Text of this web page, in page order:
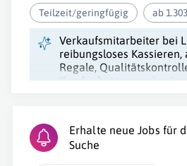
Teilzeit/geringfügig ab
Verkaufsmitarbeiter bei
reibungsloses
Regale,
Kundenbetreuung in
Erhalte neue Jobs für
Suche